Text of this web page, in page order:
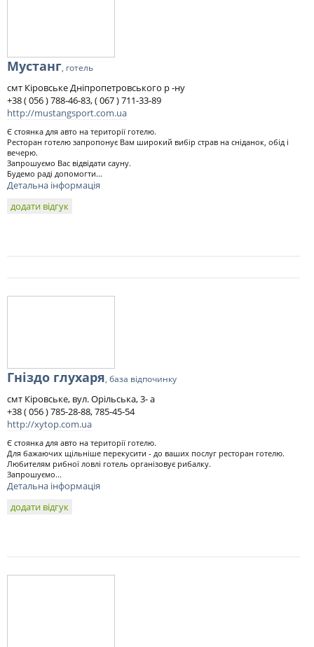
Мустанг, готель
смт Кіровське Дніпропетровського р -ну
+38 ( 056 ) 788-46-83, ( 067 ) 711-33-89
http://mustangsport.com.ua
Є стоянка для авто на території готелю.
Ресторан готелю запропонує Вам широкий вибір страв на сніданок, обід і
вечерю.
Запрошуємо Вас відвідати сауну.
Будемо раді допомогти...
Детальна інформація
додати відгук
Гніздо глухаря, база відпочинку
смт Кіровське, вул. Орільська, 3- а
+38 ( 056 ) 785-28-88, 785-45-54
http://xytop.com.ua
Є стоянка для авто на території готелю.
Для бажаючих щільніше перекусити - до ваших послуг ресторан готелю.
Любителям рибної ловлі готель організовує рибалку.
Запрошуємо...
Детальна інформація
додати відгук